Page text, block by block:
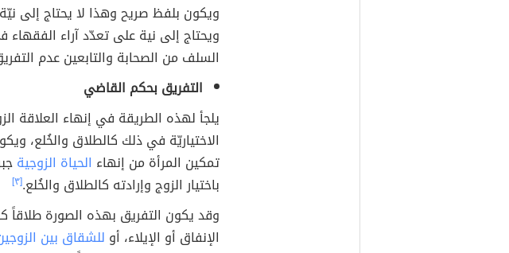
ويكون بلفظ صريح وهذا لا يحتاج إلى
ويحتاج إلى نية على تعدّد آراء
السلف من الصحابة والتابعين عدم
التفريق بحكم القاضي
يلجأ لهذه الطريقة في إنهاء العلاقة
الاختياريّة في ذلك كالطلاق والخُلع،
تمكين المرأة من إنهاء الحياة الزوجية
باختيار الزوج وإرادته كالطلاق والخُلع.[٣]
وقد يكون التفريق بهذه الصورة طلاقاً
الإنفاق أو الإيلاء، أو للشقاق بين